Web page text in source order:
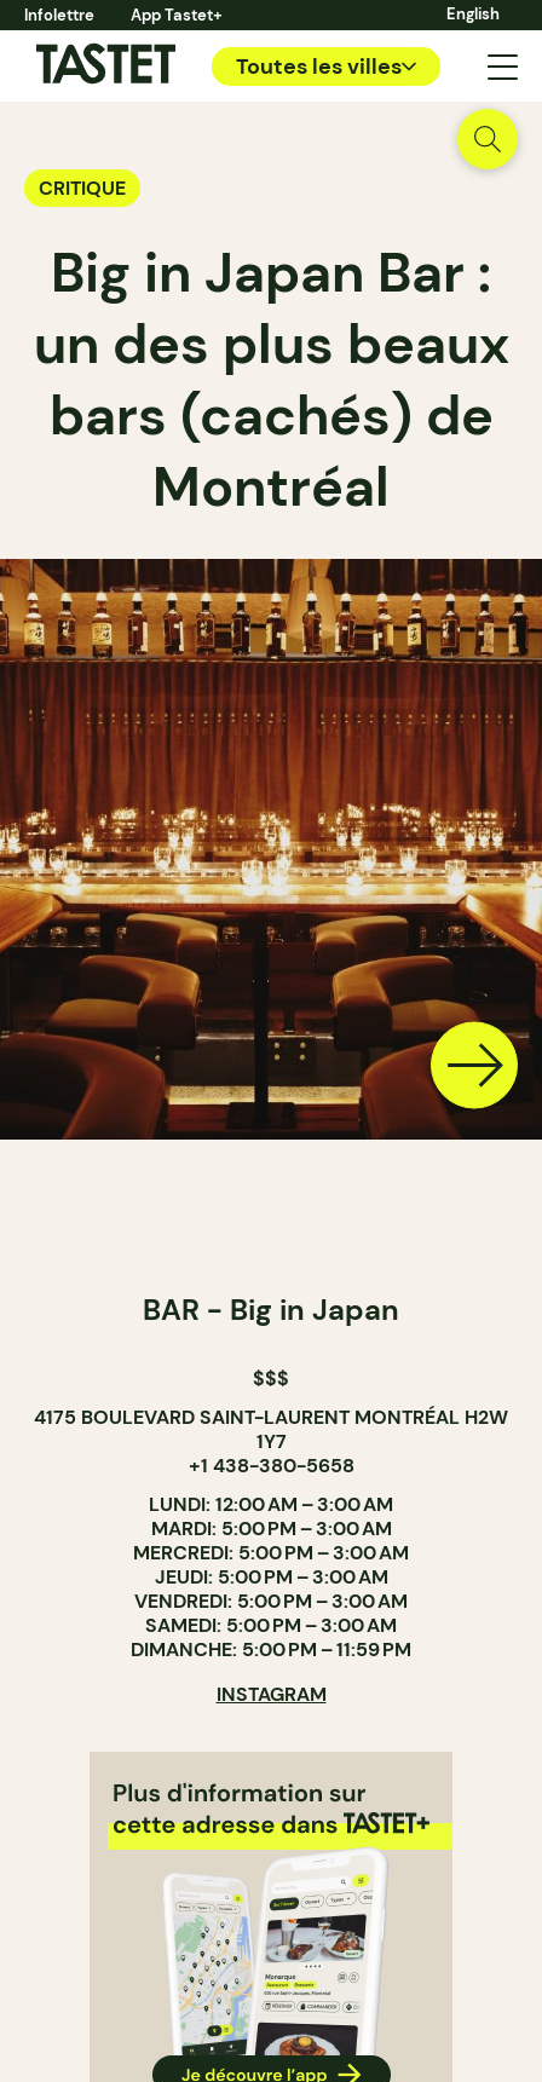
Infolettre App Tastet+ English
Toutes les villes
CRITIQUE
Big in Japan Bar :
un des plus beaux
bars (cachés) de
Montréal
BAR - Big in Japan
$$$
4175 BOULEVARD SAINT-LAURENT MONTRÉAL H2W
1Y7
+1 438-380-5658
LUNDI: 12:00 AM – 3:00 AM
MARDI: 5:00 PM – 3:00 AM
MERCREDI: 5:00 PM – 3:00 AM
JEUDI: 5:00 PM – 3:00 AM
VENDREDI: 5:00 PM – 3:00 AM
SAMEDI: 5:00 PM – 3:00 AM
DIMANCHE: 5:00 PM – 11:59 PM
INSTAGRAM